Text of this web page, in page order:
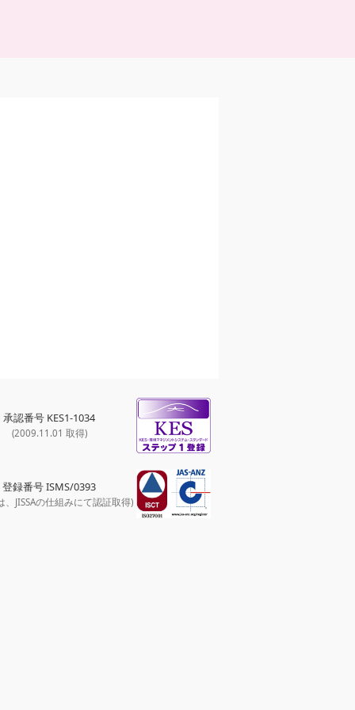
承認番号 KES1-1034
(2009.11.01 取得)
登録番号 ISMS/0393
、JISSAの仕組みにて認証取得)